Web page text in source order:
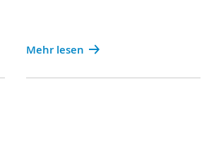
Mehr lesen